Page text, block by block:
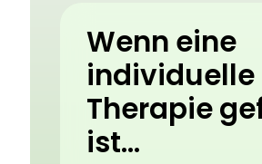
Wenn eine
individuelle
Therapie
ist...